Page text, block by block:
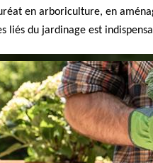
en arboriculture, en
liés du jardinage est